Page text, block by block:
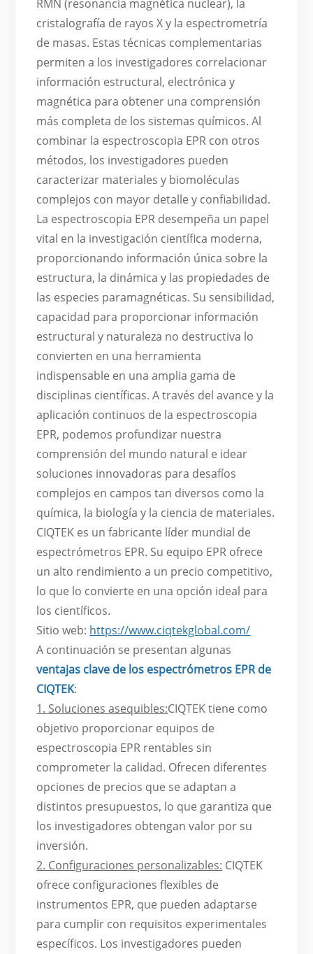
RMN (resonancia magnética nuclear), la
cristalografía de rayos X y la espectrometría
de masas. Estas técnicas complementarias
permiten a los investigadores correlacionar
información estructural, electrónica y
magnética para obtener una comprensión
más completa de los sistemas químicos. Al
combinar la espectroscopia EPR con otros
métodos, los investigadores pueden
caracterizar materiales y biomoléculas
complejos con mayor detalle y confiabilidad.
La espectroscopia EPR desempeña un papel
vital en la investigación científica moderna,
proporcionando información única sobre la
estructura, la dinámica y las propiedades de
las especies paramagnéticas. Su sensibilidad,
capacidad para proporcionar información
estructural y naturaleza no destructiva lo
convierten en una herramienta
indispensable en una amplia gama de
disciplinas científicas. A través del avance y la
aplicación continuos de la espectroscopia
EPR, podemos profundizar nuestra
comprensión del mundo natural e idear
soluciones innovadoras para desafíos
complejos en campos tan diversos como la
química, la biología y la ciencia de materiales.
CIQTEK es un fabricante líder mundial de
espectrómetros EPR. Su equipo EPR ofrece
un alto rendimiento a un precio competitivo,
lo que lo convierte en una opción ideal para
los científicos.
Sitio web: https://www.ciqtekglobal.com/
A continuación se presentan algunas
ventajas clave de los espectrómetros EPR de
CIQTEK:
1. Soluciones asequibles:CIQTEK tiene como
objetivo proporcionar equipos de
espectroscopia EPR rentables sin
comprometer la calidad. Ofrecen diferentes
opciones de precios que se adaptan a
distintos presupuestos, lo que garantiza que
los investigadores obtengan valor por su
inversión.
2. Configuraciones personalizables: CIQTEK
ofrece configuraciones flexibles de
instrumentos EPR, que pueden adaptarse
para cumplir con requisitos experimentales
específicos. Los investigadores pueden